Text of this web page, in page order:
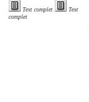
Text complet
Text
complet